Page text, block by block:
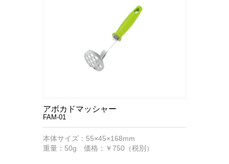
アボカドマッシャー
FAM-01
本体サイズ：55×45×168mm
重量：50g 価格：￥750（税別）